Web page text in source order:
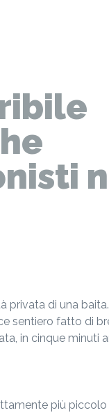
privata di una
sentiero fatto di
in cinque minuti
più